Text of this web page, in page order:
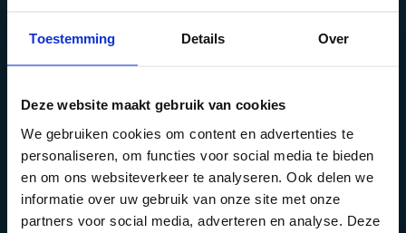
Toestemming Details Over
Deze website maakt gebruik van cookies
We gebruiken cookies om content en advertenties te
personaliseren, om functies voor social media te bieden
en om ons websiteverkeer te analyseren. Ook delen we
informatie over uw gebruik van onze site met onze
partners voor social media, adverteren en analyse. Deze